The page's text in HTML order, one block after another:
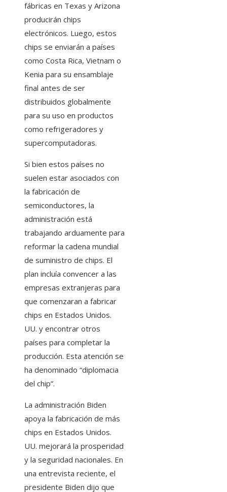
fábricas en Texas y Arizona
producirán chips
electrónicos. Luego, estos
chips se enviarán a países
como Costa Rica, Vietnam o
Kenia para su ensamblaje
final antes de ser
distribuidos globalmente
para su uso en productos
como refrigeradores y
supercomputadoras.
Si bien estos países no
suelen estar asociados con
la fabricación de
semiconductores, la
administración está
trabajando arduamente para
reformar la cadena mundial
de suministro de chips. El
plan incluía convencer a las
empresas extranjeras para
que comenzaran a fabricar
chips en Estados Unidos.
UU. y encontrar otros
países para completar la
producción. Esta atención se
ha denominado “diplomacia
del chip”.
La administración Biden
apoya la fabricación de más
chips en Estados Unidos.
UU. mejorará la prosperidad
y la seguridad nacionales. En
una entrevista reciente, el
presidente Biden dijo que